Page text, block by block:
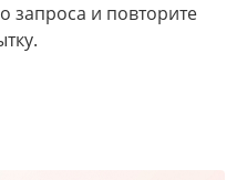
запроса и повторите